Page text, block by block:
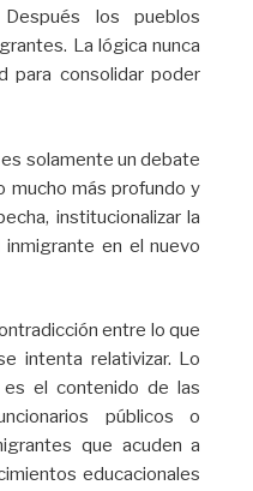
Después los pueblos
La lógica nunca
para consolidar poder
solamente un debate
mucho más profundo y
institucionalizar la
en el nuevo
entre lo que
intenta relativizar. Lo
es el contenido de las
públicos o
que acuden a
educacionales